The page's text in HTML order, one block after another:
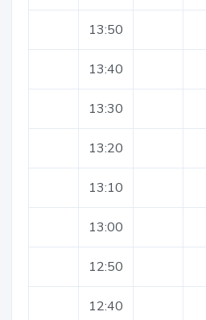
13:50
13:40
13:30
13:20
13:10
13:00
12:50
12:40